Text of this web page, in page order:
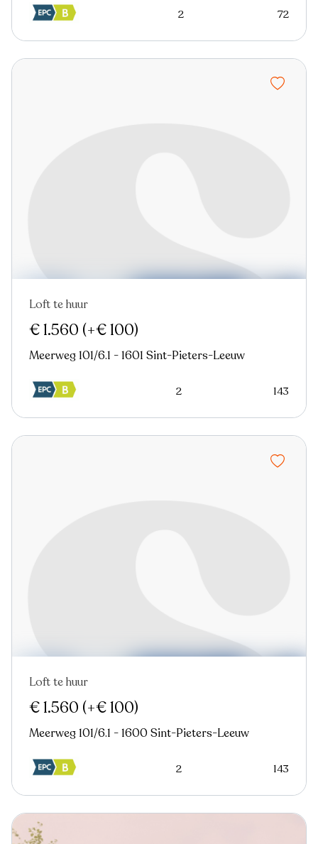
2 72
Nieuw
Loft te huur
€ 1.560 (+€ 100)
Meerweg 101/6.1 - 1601 Sint-Pieters-Leeuw
2 143
Nieuw
Loft te huur
€ 1.560 (+€ 100)
Meerweg 101/6.1 - 1600 Sint-Pieters-Leeuw
2 143